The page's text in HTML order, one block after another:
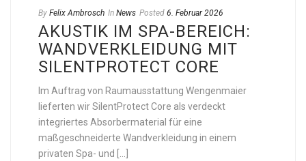
By Felix Ambrosch In News Posted 6. Februar 2026
AKUSTIK IM SPA-BEREICH:
WANDVERKLEIDUNG MIT
SILENTPROTECT CORE
Im Auftrag von Raumausstattung Wengenmaier
lieferten wir SilentProtect Core als verdeckt
integriertes Absorbermaterial für eine
maßgeschneiderte Wandverkleidung in einem
privaten Spa- und [...]